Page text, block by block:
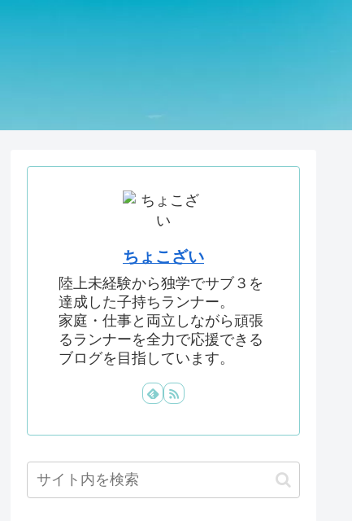
ちょこざい
陸上未経験から独学でサブ３を
達成した子持ちランナー。
家庭・仕事と両立しながら頑張
るランナーを全力で応援できる
ブログを目指しています。